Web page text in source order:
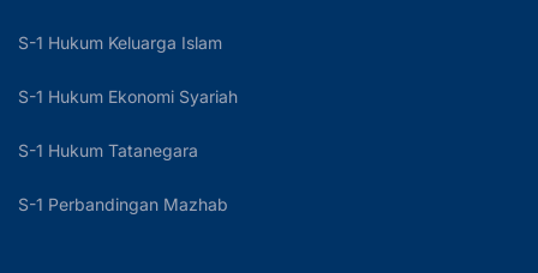
S-1 Hukum Keluarga Islam
S-1 Hukum Ekonomi Syariah
S-1 Hukum Tatanegara
S-1 Perbandingan Mazhab